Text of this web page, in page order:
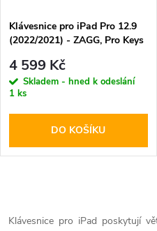
p
r
o
d
k
s
p
r
o
d
Klávesnice pro iPad Pro 12.9
(2022/2021) - ZAGG, Pro Keys
4 599 Kč
Skladem - hned k odeslání
1 ks
DO KOŠÍKU
Klávesnice pro iPad poskytují